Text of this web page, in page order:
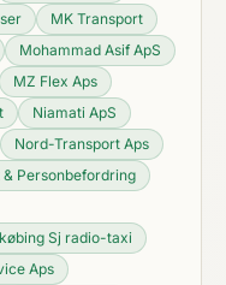
MK Transport
Mohammad Asif ApS
MZ Flex Aps
Niamati ApS
Nord-Transport Aps
Personbefordring
Sj radio-taxi
Aps